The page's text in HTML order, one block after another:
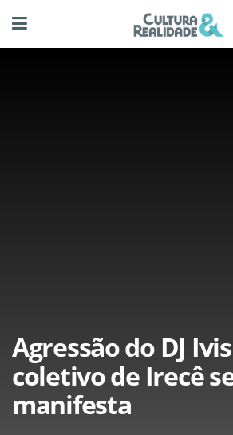
Agressão do DJ
coletivo de Irecê
manifesta